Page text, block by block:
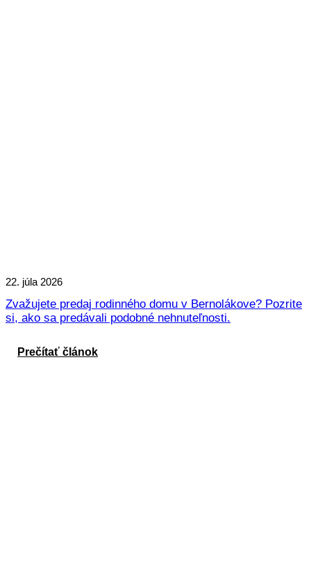
22. júla 2026
Zvažujete predaj rodinného domu v Bernolákove? Pozrite
si, ako sa predávali podobné nehnuteľnosti.
Prečítať článok